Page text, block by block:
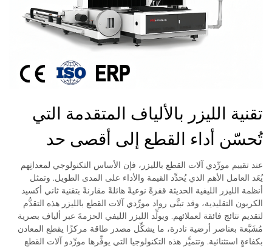
تقنية الليزر بالألياف المتقدمة التي
تُحسّن أداء القطع إلى أقصى حد
عند تقييم مورِّدي آلات القطع بالليزر، فإن الأساس التكنولوجي لمعداتِهم
يُعَد العامل الأهم الذي يُحدِّد القيمة والأداء على المدى الطويل. وتمثل
أنظمة الليزر الليفية الحديثة قفزةً نوعيةً هائلةً مقارنةً بتقنية ثاني أكسيد
الكربون التقليدية، وقد تبنَّى رواد مورِّدي آلات القطع بالليزر هذه التقدُّم
لتقديم نتائج فائقة لعملائهم. ويولِّد الليزر الليفي الحزمةَ عبر ألياف بصرية
مُشَبَّعة بعناصر أرضية نادرة، ما يشكِّل مصدر طاقة مركزًا يقطع المعادن
بكفاءةٍ استثنائية. وتتميَّز هذه التكنولوجيا التي يوفِّرها مورِّدو آلات القطع